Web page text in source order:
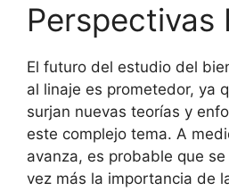
Perspectivas
El futuro del estudio del
al linaje es prometedor, ya
surjan nuevas teorías y
este complejo tema. A
avanza, es probable que
vez más la importancia de